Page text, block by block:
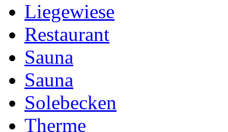
Liegewiese
Restaurant
Sauna
Sauna
Solebecken
Therme